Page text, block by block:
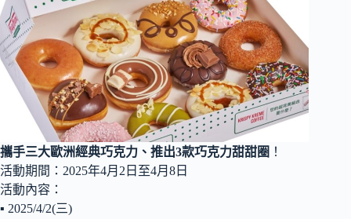
攜手三大歐洲經典巧克力、推出3款巧克力甜甜圈 ！
活動期間：2025年4月2日至4月8日
活動內容：
▪ 2025/4/2(三)